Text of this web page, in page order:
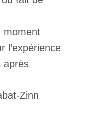
moment
l’expérience
après
».